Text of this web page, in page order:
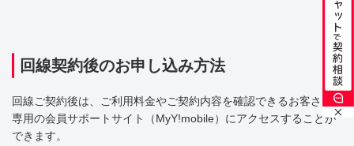
回線契約後のお申し込み方法
回線ご契約後は、ご利用料金やご契約内容を確認できるお客さま
専用の会員サポートサイト（MyY!mobile）にアクセスすることが
できます。